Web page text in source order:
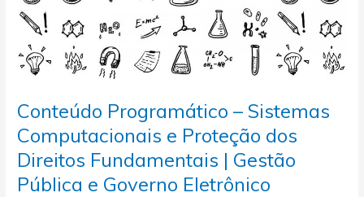
Conteúdo Programático – Sistemas
Computacionais e Proteção dos
Direitos Fundamentais | Gestão
Pública e Governo Eletrônico